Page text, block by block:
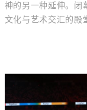
神的另一种延伸。闭
文化与艺术交汇的殿